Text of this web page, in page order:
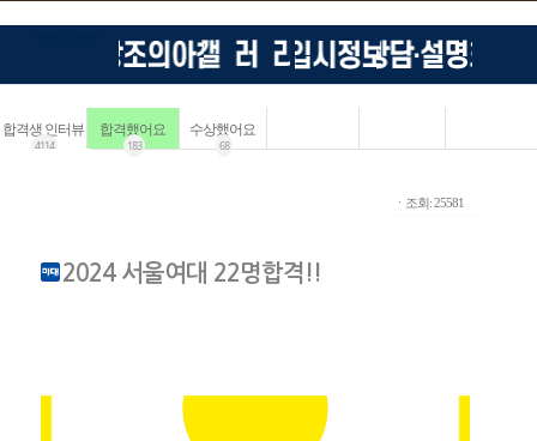
합격생 인터뷰
4114
합격했어요
183
수상했어요
68
ㆍ조회: 25581
2024 서울여대 22명합격!!